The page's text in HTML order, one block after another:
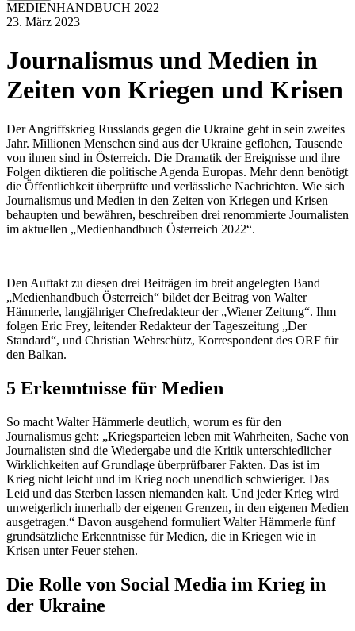
MEDIENHANDBUCH 2022
23. März 2023
Journalismus und Medien in
Zeiten von Kriegen und Krisen
Der Angriffskrieg Russlands gegen die Ukraine geht in sein zweites
Jahr. Millionen Menschen sind aus der Ukraine geflohen, Tausende
von ihnen sind in Österreich. Die Dramatik der Ereignisse und ihre
Folgen diktieren die politische Agenda Europas. Mehr denn benötigt
die Öffentlichkeit überprüfte und verlässliche Nachrichten. Wie sich
Journalismus und Medien in den Zeiten von Kriegen und Krisen
behaupten und bewähren, beschreiben drei renommierte Journalisten
im aktuellen „Medienhandbuch Österreich 2022“.
Den Auftakt zu diesen drei Beiträgen im breit angelegten Band
„Medienhandbuch Österreich“ bildet der Beitrag von Walter
Hämmerle, langjähriger Chefredakteur der „Wiener Zeitung“. Ihm
folgen Eric Frey, leitender Redakteur der Tageszeitung „Der
Standard“, und Christian Wehrschütz, Korrespondent des ORF für
den Balkan.
5 Erkenntnisse für Medien
So macht Walter Hämmerle deutlich, worum es für den
Journalismus geht: „Kriegsparteien leben mit Wahrheiten, Sache von
Journalisten sind die Wiedergabe und die Kritik unterschiedlicher
Wirklichkeiten auf Grundlage überprüfbarer Fakten. Das ist im
Krieg nicht leicht und im Krieg noch unendlich schwieriger. Das
Leid und das Sterben lassen niemanden kalt. Und jeder Krieg wird
unweigerlich innerhalb der eigenen Grenzen, in den eigenen Medien
ausgetragen.“ Davon ausgehend formuliert Walter Hämmerle fünf
grundsätzliche Erkenntnisse für Medien, die in Kriegen wie in
Krisen unter Feuer stehen.
Die Rolle von Social Media im Krieg in
der Ukraine